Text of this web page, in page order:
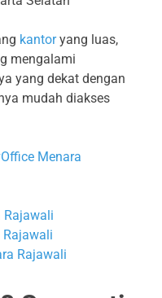
kantoryang luas,
mengalami
yang dekat dengan
mudah diakses
Menara
Rajawali
Rajawali
Rajawali